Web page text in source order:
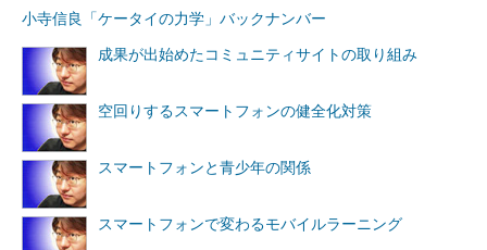
小寺信良「ケータイの力学」バックナンバー
成果が出始めたコミュニティサイトの取り組み
空回りするスマートフォンの健全化対策
スマートフォンと青少年の関係
スマートフォンで変わるモバイルラーニング